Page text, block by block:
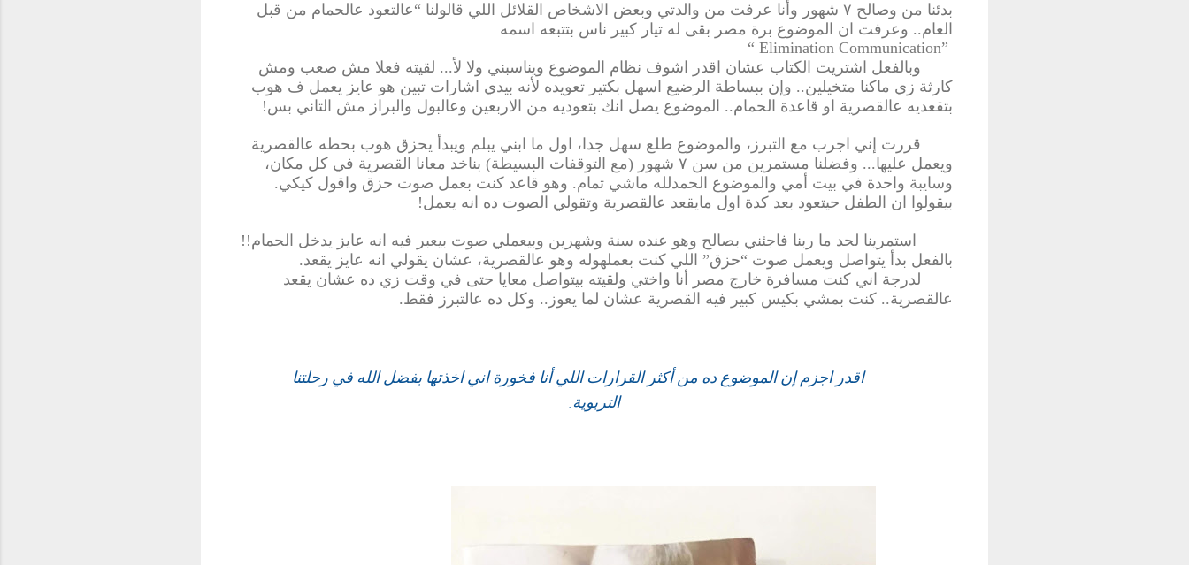
بدئنا من وصالح ٧ شهور وأنا عرفت من والدتي وبعض الاشخاص القلائل اللي قالولنا “عالتعود عالحمام من قبل
العام.. وعرفت ان الموضوع برة مصر بقى له تيار كبير ناس بتتبعه اسمه
“ Elimination Communication”
وبالفعل اشتريت الكتاب عشان اقدر اشوف نظام الموضوع ويناسبني ولا لأ... لقيته فعلا مش صعب ومش
كارثة زي ماكنا متخيلين.. وإن ببساطة الرضيع اسهل بكتير تعويده لأنه بيدي اشارات تبين هو عايز يعمل ف هوب
بتقعديه عالقصرية او قاعدة الحمام.. الموضوع يصل انك بتعوديه من الاربعين وعالبول والبراز مش التاني بس!
قررت إني اجرب مع التبرز، والموضوع طلع سهل جدا، اول ما ابني يبلم ويبدأ يحزق هوب بحطه عالقصرية
ويعمل عليها... وفضلنا مستمرين من سن ٧ شهور
(مع التوقفات البسيطة) بناخد معانا القصرية في كل مكان،
وسايبة واحدة في بيت أمي والموضوع الحمدلله ماشي تمام. وهو قاعد كنت بعمل صوت حزق واقول كيكي.
بيقولوا ان الطفل حيتعود بعد كدة اول مايقعد عالقصرية وتقولي الصوت ده انه يعمل!
استمرينا لحد ما ربنا فاجئني بصالح وهو عنده سنة وشهرين وبيعملي صوت بيعبر فيه انه عايز يدخل الحمام!!
بالفعل بدأ يتواصل ويعمل صوت “حزق” اللي كنت بعملهوله وهو عالقصرية، عشان يقولي انه عايز يقعد.
لدرجة اني كنت مسافرة خارج مصر أنا واختي ولقيته بيتواصل معايا حتى في وقت زي ده عشان يقعد
عالقصرية.. كنت بمشي بكيس كبير فيه القصرية عشان لما يعوز.. وكل ده عالتبرز فقط.
اقدر اجزم إن الموضوع ده من أكثر القرارات اللي أنا فخورة اني اخذتها بفضل الله في رحلتنا
التربوية.